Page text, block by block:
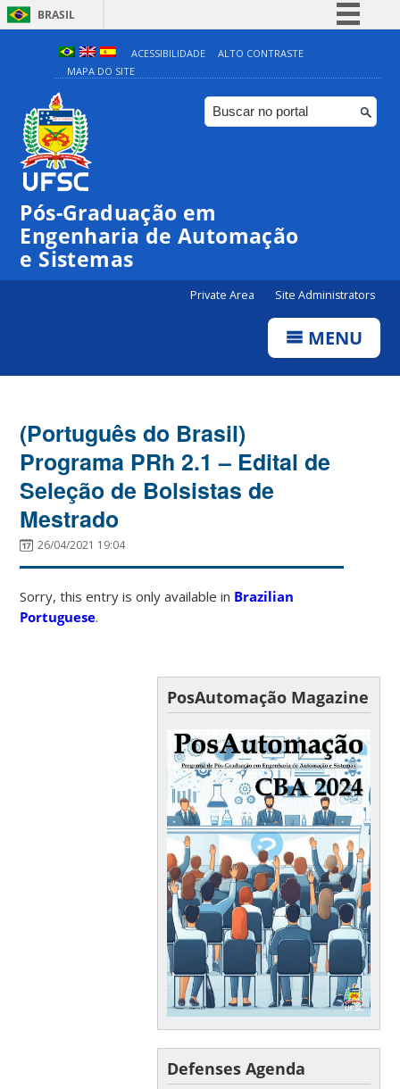
BRASIL
Simplifique!
Comunica BR
Participe
ACESSIBILIDADE
ALTO CONTRASTE
MAPA DO SITE
Pós-Graduação em
Engenharia de Automação
e Sistemas
Private Area Site Administrators
MENU
(Português do Brasil)
Programa PRh 2.1 – Edital de
Seleção de Bolsistas de
Mestrado
26/04/2021 19:04
Sorry, this entry is only available in Brazilian
Portuguese.
PosAutomação Magazine
Defenses Agenda